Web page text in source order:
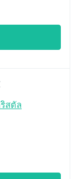
สตัล